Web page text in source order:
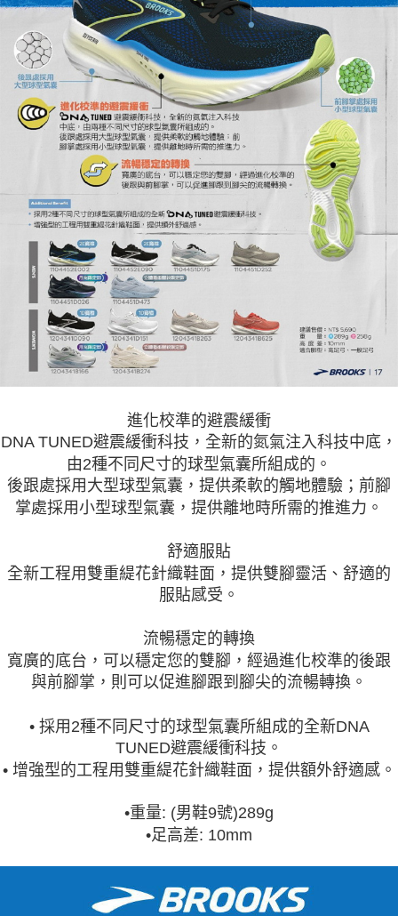
進化校準的避震緩衝
DNA TUNED避震緩衝科技，全新的氮氣注入科技中底，
由2種不同尺寸的球型氣囊所組成的。
後跟處採用大型球型氣囊，提供柔軟的觸地體驗；前腳
掌處採用小型球型氣囊，提供離地時所需的推進力。
舒適服貼
全新工程用雙重緹花針織鞋面，提供雙腳靈活、舒適的
服貼感受。
流暢穩定的轉換
寬廣的底台，可以穩定您的雙腳，經過進化校準的後跟
與前腳掌，則可以促進腳跟到腳尖的流暢轉換。
• 採用2種不同尺寸的球型氣囊所組成的全新DNA
TUNED避震緩衝科技。
• 增強型的工程用雙重緹花針織鞋面，提供額外舒適感。
•重量: (男鞋9號)289g
•足高差: 10mm